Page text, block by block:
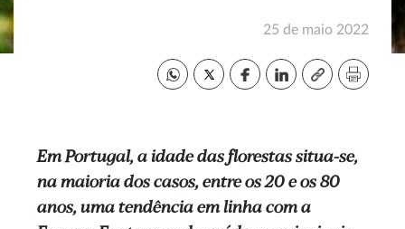
25 de maio 2022
Em Portugal, a idade das florestas situa-se,
na maioria dos casos, entre os 20 e os 80
anos, uma tendência em linha com a